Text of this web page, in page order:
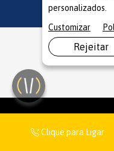
Marketing Digital. Todos
Clique para Ligar
personalizados.
Customizar
Rejeitar